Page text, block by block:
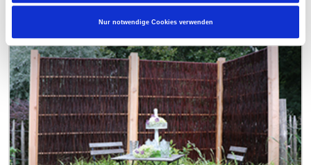
Nur notwendige Cookies verwenden